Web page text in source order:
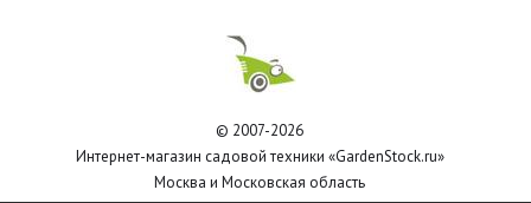
© 2007-2026
Интернет-магазин садовой техники «GardenStock.ru»
Москва и Московская область